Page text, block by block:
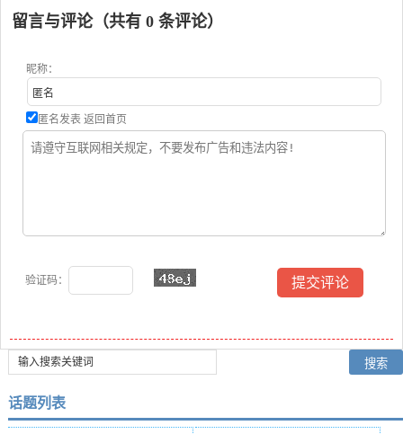
留言与评论（共有 0 条评论）
昵称：
匿名发表 返回首页
验证码：
话题列表